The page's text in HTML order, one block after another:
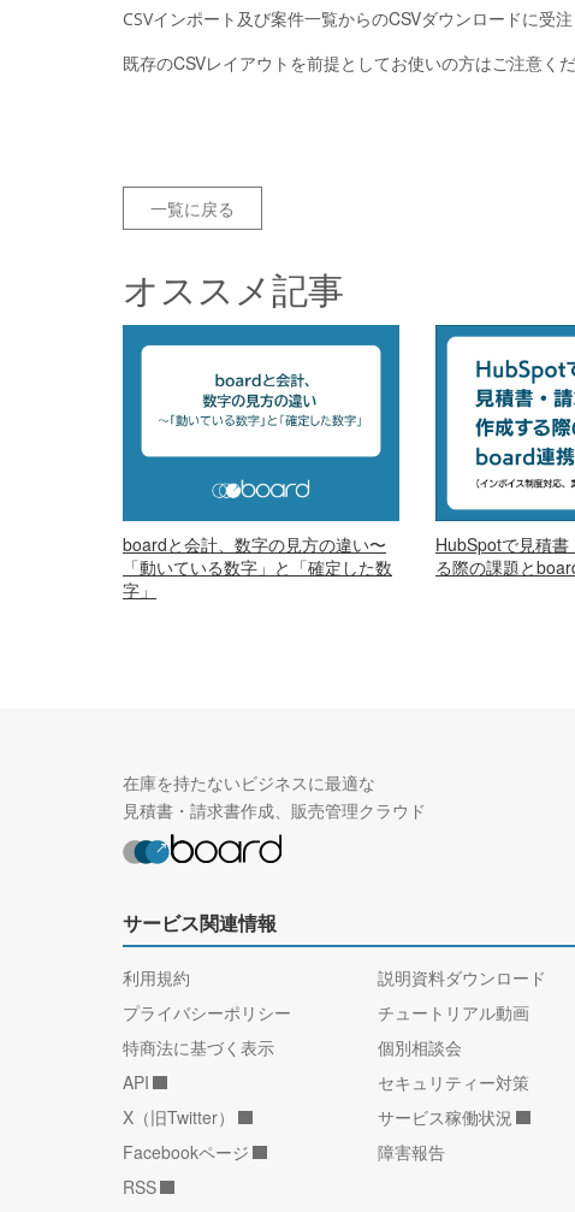
CSVインポート及び案件一覧からのCSVダウンロードに受注
既存のCSVレイアウトを前提としてお使いの方はご注意くだ
一覧に戻る
オススメ記事
boardと会計、数字の見方の違い〜
「動いている数字」と「確定した数
字」
HubSpotで見積
る際の課題と
在庫を持たないビジネスに最適な
見積書・請求書作成、販売管理クラウド
サービス関連情報
利用規約
プライバシーポリシー
特商法に基づく表示
API
X（旧Twitter）
Facebookページ
RSS
説明資料ダウンロード
チュートリアル動画
個別相談会
セキュリティー対策
サービス稼働状況
障害報告